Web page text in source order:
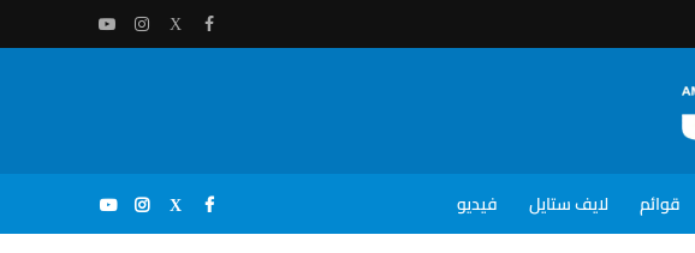
قوائم لايف ستايل فيديو